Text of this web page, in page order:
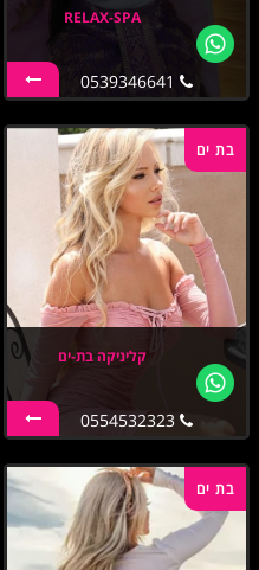
RELAX-SPA
בת ים
קליניקה בת-ים
0554532323
בת ים